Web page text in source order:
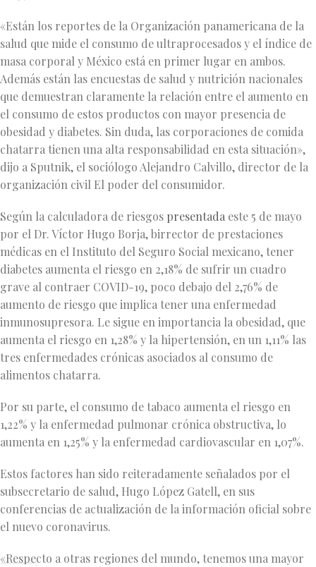
«Están los reportes de la Organización panamericana de la
salud que mide el consumo de ultraprocesados y el índice de
masa corporal y México está en primer lugar en ambos.
Además están las encuestas de salud y nutrición nacionales
que demuestran claramente la relación entre el aumento en
el consumo de estos productos con mayor presencia de
obesidad y diabetes. Sin duda, las corporaciones de comida
chatarra tienen una alta responsabilidad en esta situación»,
dijo a Sputnik, el sociólogo Alejandro Calvillo, director de la
organización civil El poder del consumidor.
Según la calculadora de riesgos presentada este 5 de mayo
por el Dr. Víctor Hugo Borja, birrector de prestaciones
médicas en el Instituto del Seguro Social mexicano, tener
diabetes aumenta el riesgo en 2,18% de sufrir un cuadro
grave al contraer COVID-19, poco debajo del 2,76% de
aumento de riesgo que implica tener una enfermedad
inmunosupresora. Le sigue en importancia la obesidad, que
aumenta el riesgo en 1,28% y la hipertensión, en un 1,11% las
tres enfermedades crónicas asociados al consumo de
alimentos chatarra.
Por su parte, el consumo de tabaco aumenta el riesgo en
1,22% y la enfermedad pulmonar crónica obstructiva, lo
aumenta en 1,25% y la enfermedad cardiovascular en 1,07%.
Estos factores han sido reiteradamente señalados por el
subsecretario de salud, Hugo López Gatell, en sus
conferencias de actualización de la información oficial sobre
el nuevo coronavirus.
«Respecto a otras regiones del mundo, tenemos una mayor